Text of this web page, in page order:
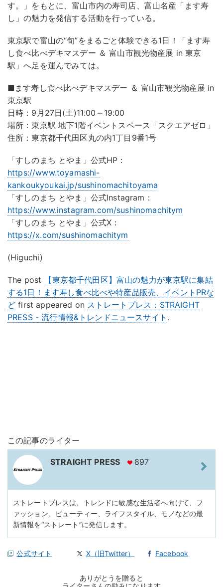
す。」をもとに、富山市内の寿司店、富山名産「ます寿
し」の魅力を発信する活動を行っている。
東京駅で富山の“旬”をまるごと体験できる1日！「ます寿
し食べ比べデキマスデー ＆ 富山市観光物産展 in 東京
駅」へ足を運んでみては。
■ます寿し食べ比べデキマスデー ＆ 富山市観光物産展 in
東京駅
日時：9月27日(土)11:00～19:00
場所：東京駅 地下1階イベントスペース「スクエアゼロ」
住所：東京都千代田区丸の内1丁目9番1号
「すしのまち とやま」公式HP：
https://www.toyamashi-
kankoukyoukai.jp/sushinomachitoyama
「すしのまち とやま」公式Instagram：
https://www.instagram.com/sushinomachitym
「すしのまち とやま」公式X：
https://x.com/sushinomachitym
(Higuchi)
The post
【東京都千代田区】富山の魅力が東京駅に集結
する1日！ます寿し食べ比べや特産品販売、イベントPRな
ど first appeared on ストレートプレス：STRAIGHT
PRESS - 流行情報&トレンドニュースサイト .
この記事のライター
STRAIGHT PRESS 897
ストレートプレスは、トレンドに敏感な生活者へ向けて、フ
ァッション、ビューティー、ライフスタイル、モノなどの最
新情報を“ストレート”に発信します。
公式サイト X（旧Twitter） Facebook
ありがとうを贈ると